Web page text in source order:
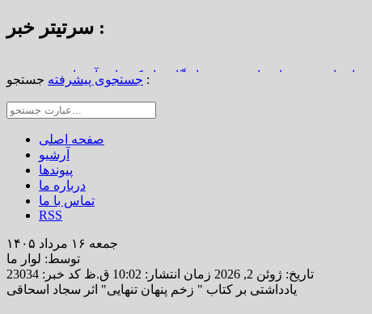
سرتیتر خبر :
استاد محمد نواب‌زاده، چهره ماندگار دیار کریمان، آسمانی شد
از املاک/ ضرورت تجدیدنظر در ضوابط احراز تصرفات مالکانه
خانه خشتی جهان / سوگواره ملی چشمه‌سار در رفسنجان
جستجوی پیشرفته جستجو :
صفحه اصلی
آرشیو
پیوندها
درباره ما
تماس با ما
RSS
جمعه ۱۶ مرداد ۱۴۰۵
توسط: لوار ما
تاریخ: ژوئن 2, 2026 زمان انتشار: 10:02 ق.ظ
کد خبر: 23034
یادداشتی بر کتاب " زخم پنهان تنهایی" اثر سجاد اسحاقی